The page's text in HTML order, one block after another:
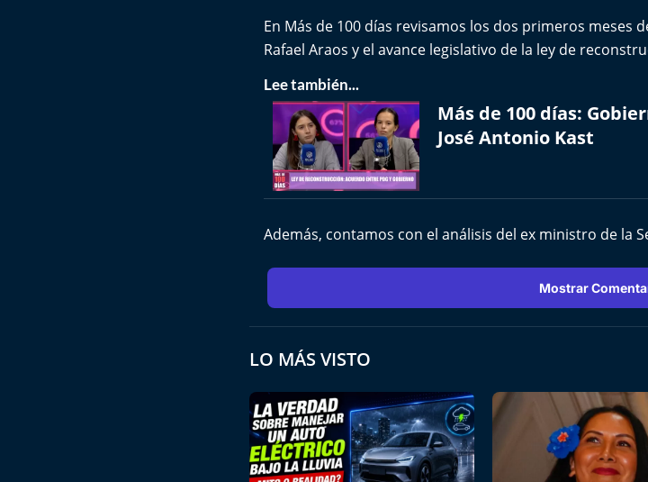
En Más de 100 días revisamos los dos primeros meses
Rafael Araos y el avance legislativo de la ley de
Lee también...
Más de 100 días:
José Antonio Kast
Además, contamos con el análisis del ex ministro de la
Mostrar
LO MÁS VISTO